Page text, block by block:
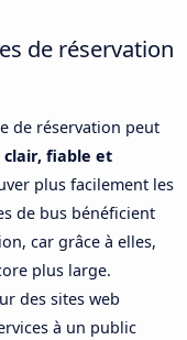
de réservation
de réservation peut
fiable et
plus facilement les
de bus bénéficient
car grâce à elles,
plus large.
des sites web
à un public